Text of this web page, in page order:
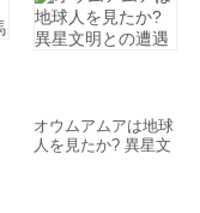
オウムアムアは地球
人を見たか? 異星文